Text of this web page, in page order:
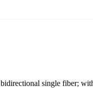
single fiber;